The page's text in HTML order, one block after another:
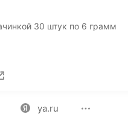
30 штук по 6 грамм
ya.ru